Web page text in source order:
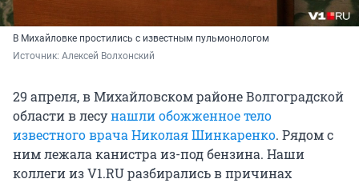
В Михайловке простились с известным пульмонологом
Источник: Алексей Волхонский
29 апреля, в Михайловском районе Волгоградской
области в лесунашли обожженное тело
известного врача Николая Шинкаренко. Рядом с
ним лежала канистра из-под бензина. Наши
коллеги из V1.RU разбирались в причинах